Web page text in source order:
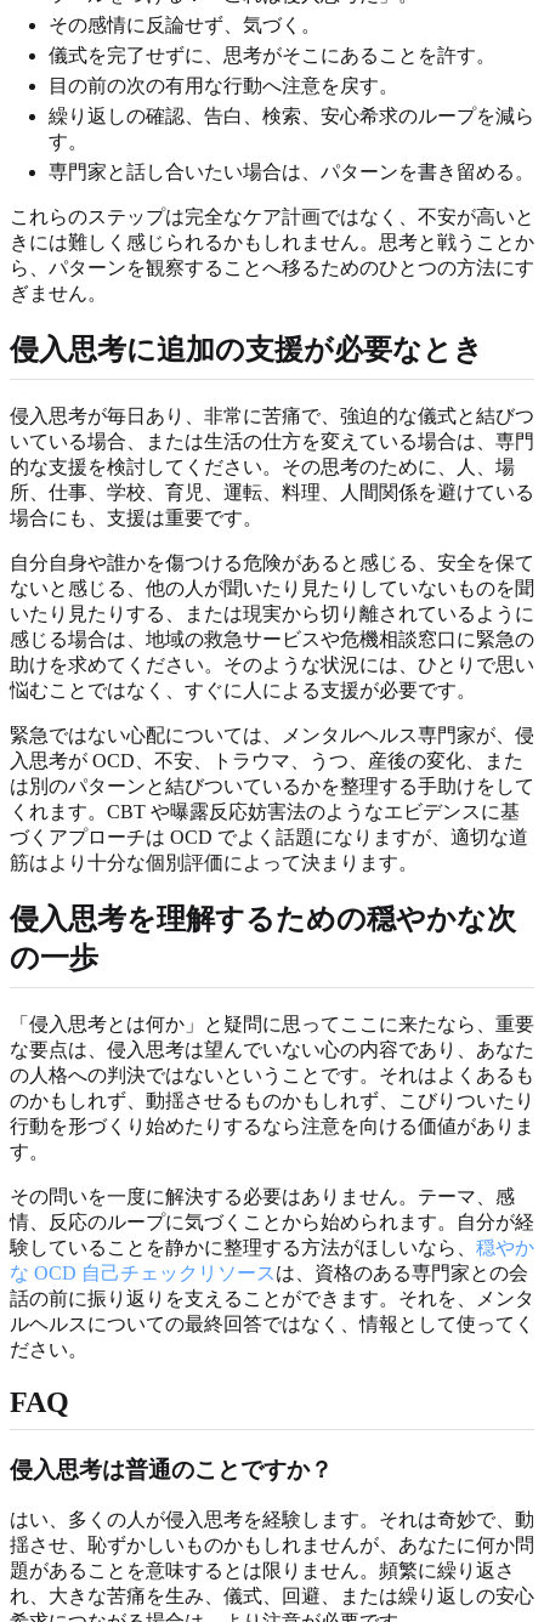
その感情に反論せず、気づく。
儀式を完了せずに、思考がそこにあることを許す。
目の前の次の有用な行動へ注意を戻す。
繰り返しの確認、告白、検索、安心希求のループを減ら
す。
専門家と話し合いたい場合は、パターンを書き留める。
これらのステップは完全なケア計画ではなく、不安が高いと
きには難しく感じられるかもしれません。思考と戦うことか
ら、パターンを観察することへ移るためのひとつの方法にす
ぎません。
侵入思考に追加の支援が必要なとき
侵入思考が毎日あり、非常に苦痛で、強迫的な儀式と結びつ
いている場合、または生活の仕方を変えている場合は、専門
的な支援を検討してください。その思考のために、人、場
所、仕事、学校、育児、運転、料理、人間関係を避けている
場合にも、支援は重要です。
自分自身や誰かを傷つける危険があると感じる、安全を保て
ないと感じる、他の人が聞いたり見たりしていないものを聞
いたり見たりする、または現実から切り離されているように
感じる場合は、地域の救急サービスや危機相談窓口に緊急の
助けを求めてください。そのような状況には、ひとりで思い
悩むことではなく、すぐに人による支援が必要です。
緊急ではない心配については、メンタルヘルス専門家が、侵
入思考が OCD、不安、トラウマ、うつ、産後の変化、また
は別のパターンと結びついているかを整理する手助けをして
くれます。CBT や曝露反応妨害法のようなエビデンスに基
づくアプローチは OCD でよく話題になりますが、適切な道
筋はより十分な個別評価によって決まります。
侵入思考を理解するための穏やかな次
の一歩
「侵入思考とは何か」と疑問に思ってここに来たなら、重要
な要点は、侵入思考は望んでいない心の内容であり、あなた
の人格への判決ではないということです。それはよくあるも
のかもしれず、動揺させるものかもしれず、こびりついたり
行動を形づくり始めたりするなら注意を向ける価値がありま
す。
その問いを一度に解決する必要はありません。テーマ、感
情、反応のループに気づくことから始められます。自分が経
験していることを静かに整理する方法がほしいなら、 穏やか
な OCD 自己チェックリソース は、資格のある専門家との会
話の前に振り返りを支えることができます。それを、メンタ
ルヘルスについての最終回答ではなく、情報として使ってく
ださい。
FAQ
侵入思考は普通のことですか？
はい、多くの人が侵入思考を経験します。それは奇妙で、動
揺させ、恥ずかしいものかもしれませんが、あなたに何か問
題があることを意味するとは限りません。頻繁に繰り返さ
れ、大きな苦痛を生み、儀式、回避、または繰り返しの安心